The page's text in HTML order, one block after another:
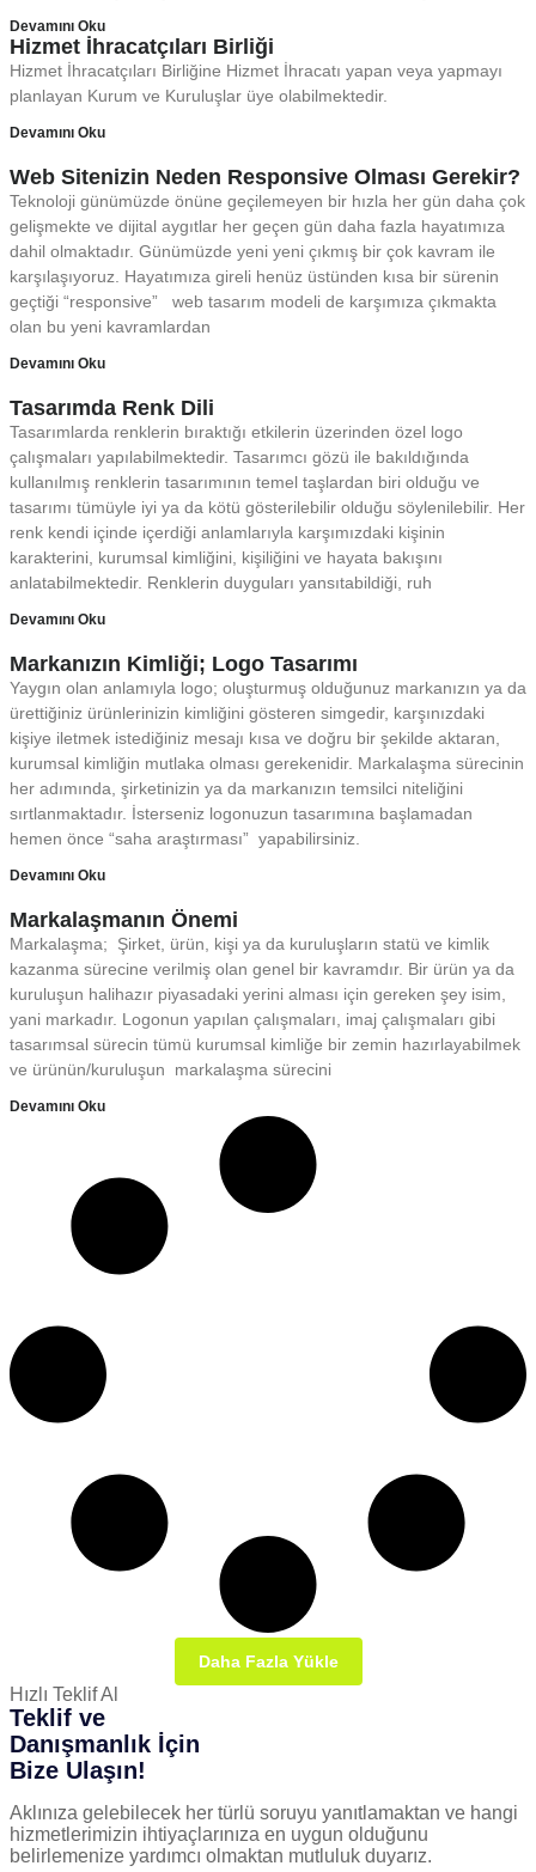
Devamını Oku
Hizmet İhracatçıları Birliği
Hizmet İhracatçıları Birliğine Hizmet İhracatı yapan veya yapmayı
planlayan Kurum ve Kuruluşlar üye olabilmektedir.
Devamını Oku
Web Sitenizin Neden Responsive Olması Gerekir?
Teknoloji günümüzde önüne geçilemeyen bir hızla her gün daha çok
gelişmekte ve dijital aygıtlar her geçen gün daha fazla hayatımıza
dahil olmaktadır. Günümüzde yeni yeni çıkmış bir çok kavram ile
karşılaşıyoruz. Hayatımıza gireli henüz üstünden kısa bir sürenin
geçtiği “responsive” web tasarım modeli de karşımıza çıkmakta
olan bu yeni kavramlardan
Devamını Oku
Tasarımda Renk Dili
Tasarımlarda renklerin bıraktığı etkilerin üzerinden özel logo
çalışmaları yapılabilmektedir. Tasarımcı gözü ile bakıldığında
kullanılmış renklerin tasarımının temel taşlardan biri olduğu ve
tasarımı tümüyle iyi ya da kötü gösterilebilir olduğu söylenilebilir. Her
renk kendi içinde içerdiği anlamlarıyla karşımızdaki kişinin
karakterini, kurumsal kimliğini, kişiliğini ve hayata bakışını
anlatabilmektedir. Renklerin duyguları yansıtabildiği, ruh
Devamını Oku
Markanızın Kimliği; Logo Tasarımı
Yaygın olan anlamıyla logo; oluşturmuş olduğunuz markanızın ya da
ürettiğiniz ürünlerinizin kimliğini gösteren simgedir, karşınızdaki
kişiye iletmek istediğiniz mesajı kısa ve doğru bir şekilde aktaran,
kurumsal kimliğin mutlaka olması gerekenidir. Markalaşma sürecinin
her adımında, şirketinizin ya da markanızın temsilci niteliğini
sırtlanmaktadır. İsterseniz logonuzun tasarımına başlamadan
hemen önce “saha araştırması” yapabilirsiniz.
Devamını Oku
Markalaşmanın Önemi
Markalaşma; Şirket, ürün, kişi ya da kuruluşların statü ve kimlik
kazanma sürecine verilmiş olan genel bir kavramdır. Bir ürün ya da
kuruluşun halihazır piyasadaki yerini alması için gereken şey isim,
yani markadır. Logonun yapılan çalışmaları, imaj çalışmaları gibi
tasarımsal sürecin tümü kurumsal kimliğe bir zemin hazırlayabilmek
ve ürünün/kuruluşun markalaşma sürecini
Devamını Oku
Daha Fazla Yükle
Hızlı Teklif Al
Teklif ve
Danışmanlık İçin
Bize Ulaşın!
Aklınıza gelebilecek her türlü soruyu yanıtlamaktan ve hangi
hizmetlerimizin ihtiyaçlarınıza en uygun olduğunu
belirlemenize yardımcı olmaktan mutluluk duyarız.